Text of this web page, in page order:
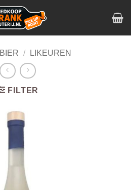
BIER / LIKEUREN
FILTER